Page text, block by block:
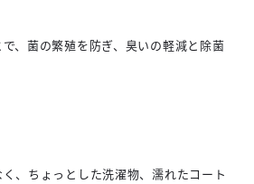
、菌の繁殖を防ぎ、臭いの軽減と除菌
、ちょっとした洗濯物、濡れたコート